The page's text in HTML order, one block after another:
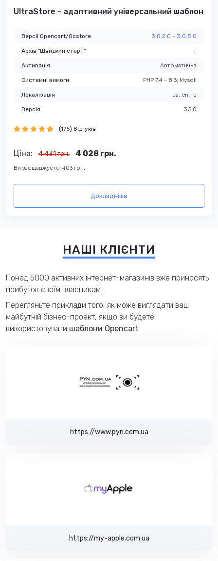
UltraStore - адаптивний універсальний шаблон
Версії Opencart/Ocstore 3.0.2.0 - 3.0.5.0
Архів "Швидкий старт" +
Активація Автоматична
Системні вимоги PHP 7.4 - 8.3; Mysqli
Локалізація ua, en, ru
Версія 3.5.0
(175) Відгуків
Ціна: 4 431 грн. 4 028 грн.
Ви заощаджуєте: 403 грн.
Докладніше
НАШІ КЛІЄНТИ
Понад 5000 активних інтернет-магазинів вже приносять
прибуток своїм власникам.
Перегляньте приклади того, як може виглядати ваш
майбутній бізнес-проект, якщо ви будете
використовувати шаблони Opencart
https://www.pyn.com.ua
https://my-apple.com.ua